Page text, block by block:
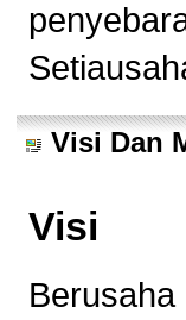
Visi Dan
Visi